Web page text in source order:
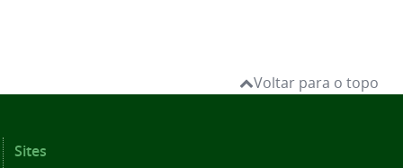
Voltar para o topo
Sites